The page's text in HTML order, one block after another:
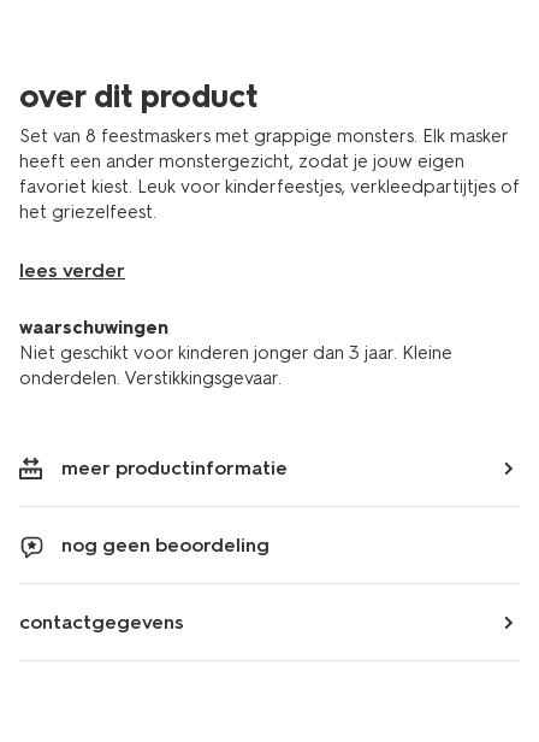
over dit product
Set van 8 feestmaskers met grappige monsters. Elk masker
heeft een ander monstergezicht, zodat je jouw eigen
favoriet kiest. Leuk voor kinderfeestjes, verkleedpartijtjes of
het griezelfeest.
lees verder
waarschuwingen
Niet geschikt voor kinderen jonger dan 3 jaar. Kleine
onderdelen. Verstikkingsgevaar.
meer productinformatie
nog geen beoordeling
contactgegevens